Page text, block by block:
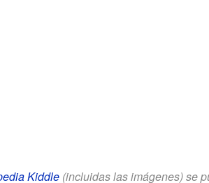
Kiddle(incluidas las imágenes) se